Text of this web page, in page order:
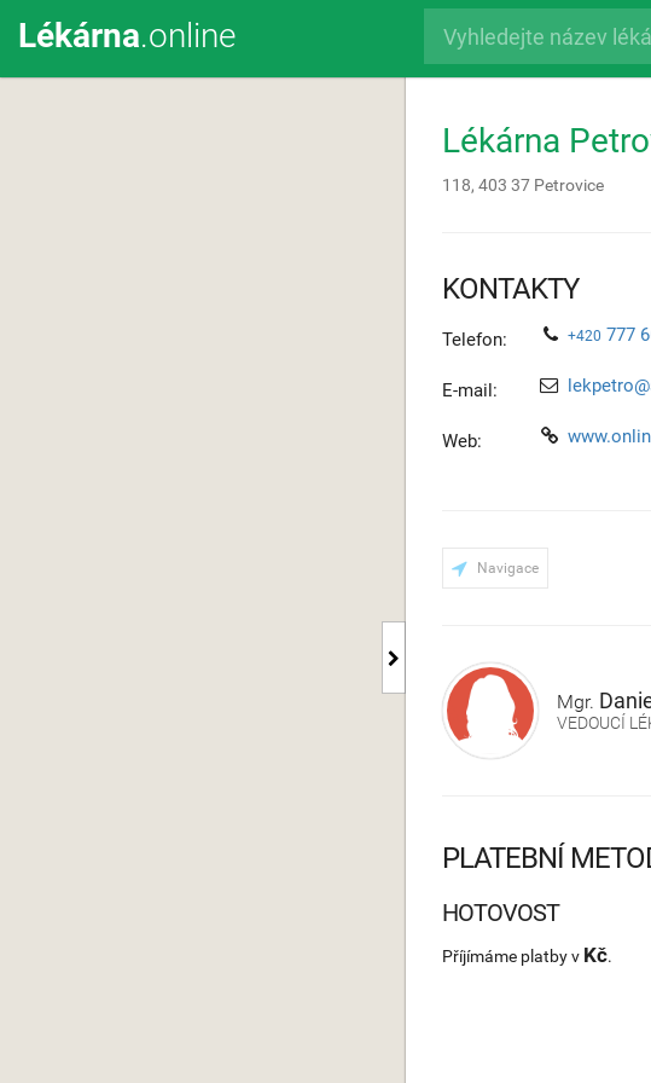
Lékárna.online
Lékárna
118, 403 37 Petrovice
KONTAKTY
Telefon: +420 777
E-mail:
Web:
Navigace
Mgr.
VEDOUCÍ
PLATEBNÍ
HOTOVOST
Příjímáme platby v Kč.